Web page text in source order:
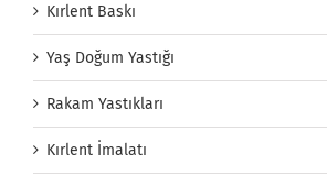
Kırlent Baskı
Yaş Doğum Yastığı
Rakam Yastıkları
Kırlent İmalatı